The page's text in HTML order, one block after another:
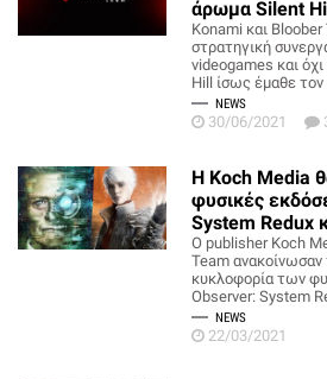
άρωμα Silent
Konami και
στρατηγική
videogames και
Hill ίσως έμαθε
NEWS
30/06/2021
Η Koch Media
φυσικές
System Redux
Ο publisher Koch
Team ανακοίνωσαν
κυκλοφορία των
Observer: System
NEWS
22/03/2021